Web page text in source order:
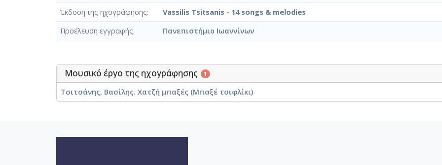
Έκδοση της ηχογράφησης
Vassilis Tsitsanis - 14 songs & melodies
Προέλευση εγγραφής
Πανεπιστήμιο Ιωαννίνων
Μουσικό έργο της ηχογράφησης 1
Τσιτσάνης, Βασίλης. Χατζή μπαξές (Μπαξέ τσιφλίκι)